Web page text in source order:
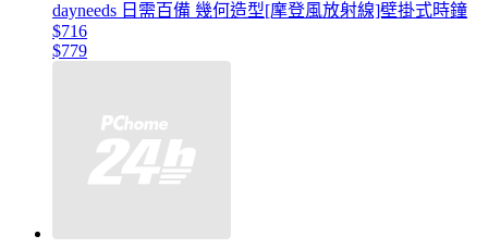
dayneeds 日需百備 幾何造型[摩登風放射線]壁掛式時鐘
$716
$779